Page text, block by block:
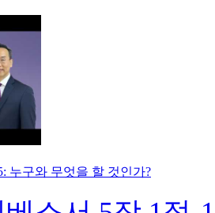
누구와 무엇을 할 것인가?